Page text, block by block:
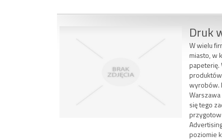
Druk
W wielu
miasto, w
papeterię.
wyrobów.
się tego
poziomie